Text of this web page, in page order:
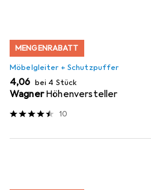
MENGENRABATT
Möbelgleiter + Schutzpuffer
EUR
4,06 bei 4 Stück
Wagner Höhenversteller
10